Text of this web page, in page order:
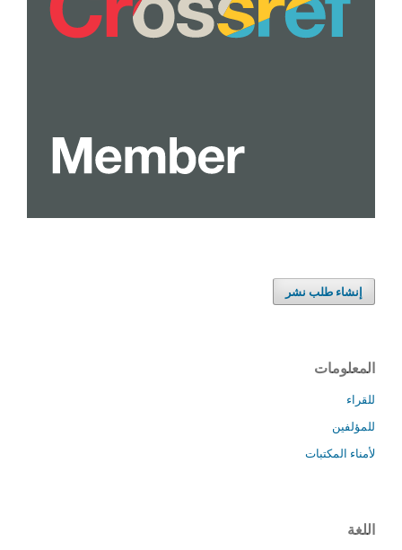
إنشاء طلب نشر
المعلومات
للقراء
للمؤلفين
لأمناء المكتبات
اللغة